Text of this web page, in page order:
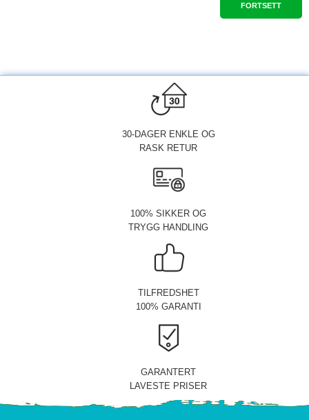
FORTSETT
30-DAGER ENKLE OG
RASK RETUR
100% SIKKER OG
TRYGG HANDLING
TILFREDSHET
100% GARANTI
GARANTERT
LAVESTE PRISER